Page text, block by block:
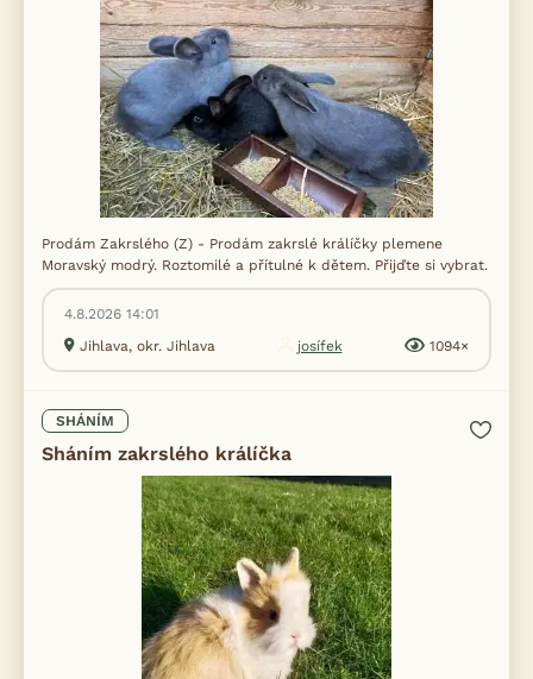
Prodám Zakrslého (Z) - Prodám zakrslé králíčky plemene
Moravský modrý. Roztomilé a přítulné k dětem. Přijďte si vybrat.
4.8.2026 14:01
Jihlava, okr. Jihlava
josífek 1094×
SHÁNÍM
Sháním zakrslého králíčka